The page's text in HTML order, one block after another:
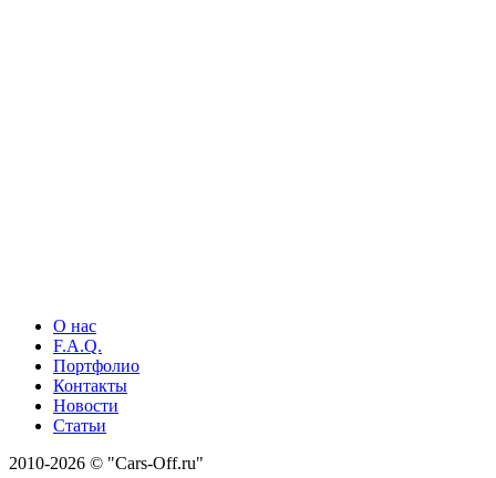
О нас
F.A.Q.
Портфолио
Контакты
Новости
Статьи
2010-2026 © "Cars-Off.ru"